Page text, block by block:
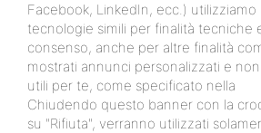
piscina piscina
Lido di Spina vendita
Spina vendita Ville Logonovo
Lido di Spina
Sole
Lido degli Estensi ville in vendita
Lido
in vendita vicino al mare
Lido degli Estensi
mare
Lido di Spina vendita ville vicino al mare
NUOVE COSTRUZIONI
Facebook, LinkedIn, ecc.) utilizziamo
tecnologie simili per finalità tecniche
consenso, anche per altre finalità
mostrati annunci personalizzati e
utili per te, come specificato nella
Chiudendo questo banner con la
su "Rifiuta", verranno utilizzati